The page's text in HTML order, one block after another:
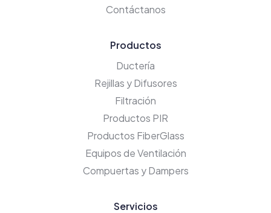
Contáctanos
Productos
Ductería
Rejillas y Difusores
Filtración
Productos PIR
Productos FiberGlass
Equipos de Ventilación
Compuertas y Dampers
Servicios